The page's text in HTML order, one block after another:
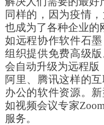
同样的，因为疫情
也成为了各种企业的
如远程协作软件石
组织提供免费高级
会自动升级为远程版
阿里、腾讯这样的
办公的软件资源。
如视频会议专家
服务。